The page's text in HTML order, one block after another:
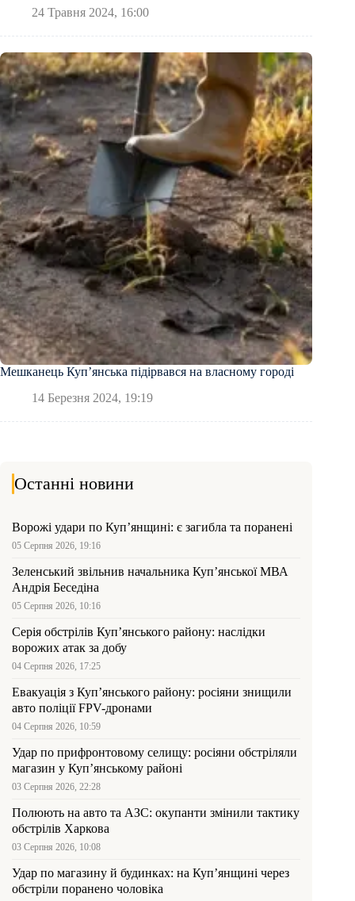
24 Травня 2024, 16:00
Мешканець Куп’янська підірвався на власному городі
14 Березня 2024, 19:19
Останні новини
Ворожі удари по Куп’янщині: є загибла та поранені
05 Серпня 2026, 19:16
Зеленський звільнив начальника Купʼянської МВА
Андрія Беседіна
05 Серпня 2026, 10:16
Серія обстрілів Куп’янського району: наслідки
ворожих атак за добу
04 Серпня 2026, 17:25
Евакуація з Куп’янського району: росіяни знищили
авто поліції FPV-дронами
04 Серпня 2026, 10:59
Удар по прифронтовому селищу: росіяни обстріляли
магазин у Куп’янському районі
03 Серпня 2026, 22:28
Полюють на авто та АЗС: окупанти змінили тактику
обстрілів Харкова
03 Серпня 2026, 10:08
Удар по магазину й будинках: на Куп’янщині через
обстріли поранено чоловіка